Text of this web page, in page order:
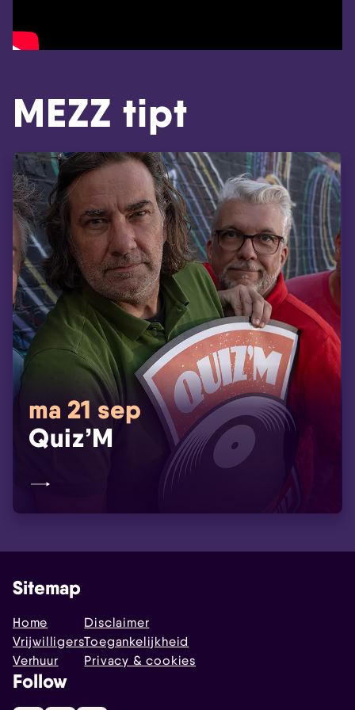
MEZZ tipt
ma 21 sep
Quiz’M
Sitemap
Home
Vrijwilligers
Verhuur
Disclaimer
Toegankelijkheid
Privacy & cookies
Follow